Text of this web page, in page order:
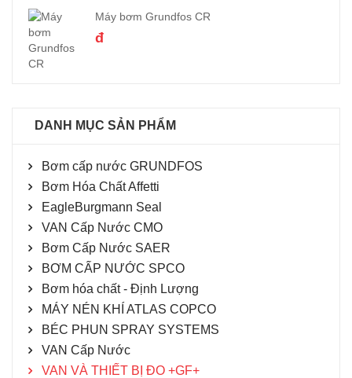
Máy bơm Grundfos CR
đ
DANH MỤC SẢN PHẨM
Bơm cấp nước GRUNDFOS
Bơm Hóa Chất Affetti
EagleBurgmann Seal
VAN Cấp Nước CMO
Bơm Cấp Nước SAER
BƠM CẤP NƯỚC SPCO
Bơm hóa chất - Định Lượng
MÁY NÉN KHÍ ATLAS COPCO
BÉC PHUN SPRAY SYSTEMS
VAN Cấp Nước
VAN VÀ THIẾT BỊ ĐO +GF+